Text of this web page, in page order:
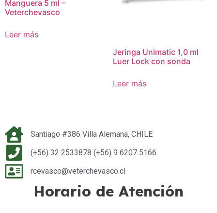
Manguera 5 ml –
Veterchevasco
Leer más
Jeringa Unimatic 1,0 ml
Luer Lock con sonda
Leer más
Santiago #386 Villa Alemana, CHILE
(+56) 32 2533878 (+56) 9 6207 5166
rcevasco@veterchevasco.cl
Horario de Atención